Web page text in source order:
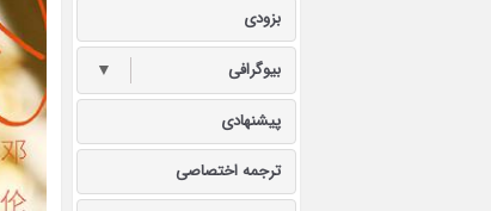
بزودی
بیوگرافی ▼
پیشنهادی
ترجمه اختصاصی